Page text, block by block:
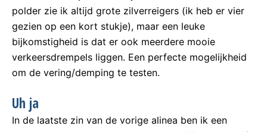
polder zie ik altijd grote zilverreigers (ik heb er vier
gezien op een kort stukje), maar een leuke
bijkomstigheid is dat er ook meerdere mooie
verkeersdrempels liggen. Een perfecte mogelijkheid
om de vering/demping te testen.
Uh ja
In de laatste zin van de vorige alinea ben ik een